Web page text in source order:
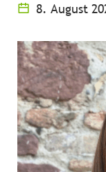
8. August